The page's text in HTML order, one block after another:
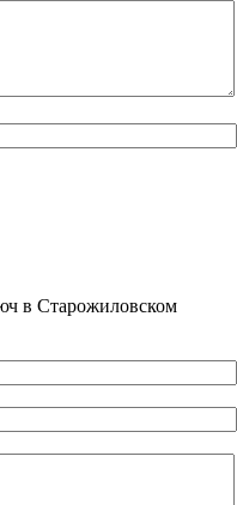
в Старожиловском